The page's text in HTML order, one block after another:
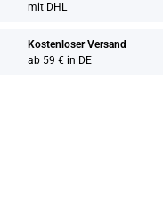
mit DHL
Kostenloser Versand
ab 59 € in DE